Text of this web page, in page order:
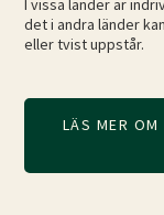
I vissa länder är
det i andra länder
eller tvist uppstår.
LÄS MER OM